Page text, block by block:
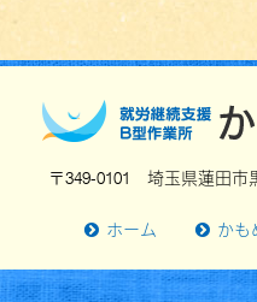
〒349-0101 埼玉県蓮田市
ホーム かも